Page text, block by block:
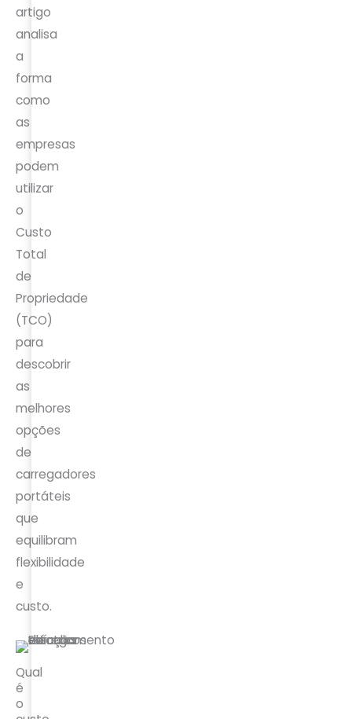
artigo
analisa
a
forma
como
as
empresas
podem
utilizar
o
Custo
Total
de
Propriedade
(TCO)
para
descobrir
as
melhores
opções
de
carregadores
portáteis
que
equilibram
flexibilidade
e
custo.
Qual
é
o